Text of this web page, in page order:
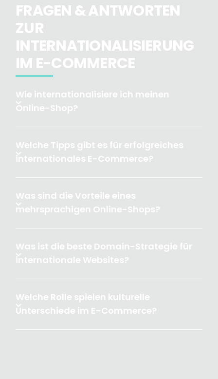
FRAGEN & ANTWORTEN
ZUR
INTERNATIONALISIERUNG
IM E-COMMERCE
Wie internationalisiere ich meinen
Online-Shop?
Welche Tipps gibt es für erfolgreiches
internationales E-Commerce?
Was sind die Vorteile eines
mehrsprachigen Online-Shops?
Was ist die beste Domain-Strategie für
internationale Websites?
Welche Rolle spielen kulturelle
Unterschiede im E-Commerce?